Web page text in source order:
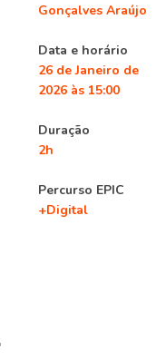
Gonçalves Araújo
Data e horário
26 de Janeiro de
2026 às 15:00
Duração
2h
Percurso EPIC
+Digital